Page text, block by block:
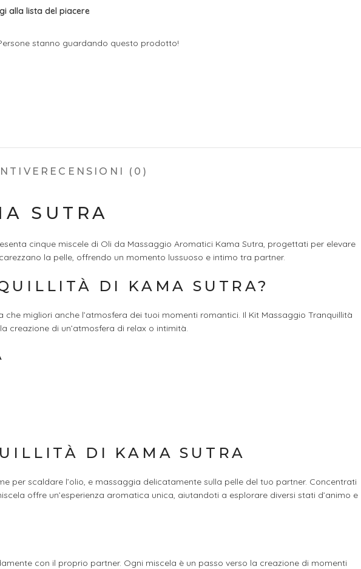
alla lista del piacere
stanno guardando questo prodotto!
RECENSIONI (0)
SUTRA
cinque miscele di Oli da Massaggio Aromatici Kama Sutra, progettati per elevare
la pelle, offrendo un momento lussuoso e intimo tra partner.
DI KAMA SUTRA?
migliori anche l’atmosfera dei tuoi momenti romantici. Il Kit Massaggio Tranquillità
creazione di un’atmosfera di relax o intimità.
DI KAMA SUTRA
per scaldare l’olio, e massaggia delicatamente sulla pelle del tuo partner. Concentrati
offre un’esperienza aromatica unica, aiutandoti a esplorare diversi stati d’animo e
con il proprio partner. Ogni miscela è un passo verso la creazione di momenti